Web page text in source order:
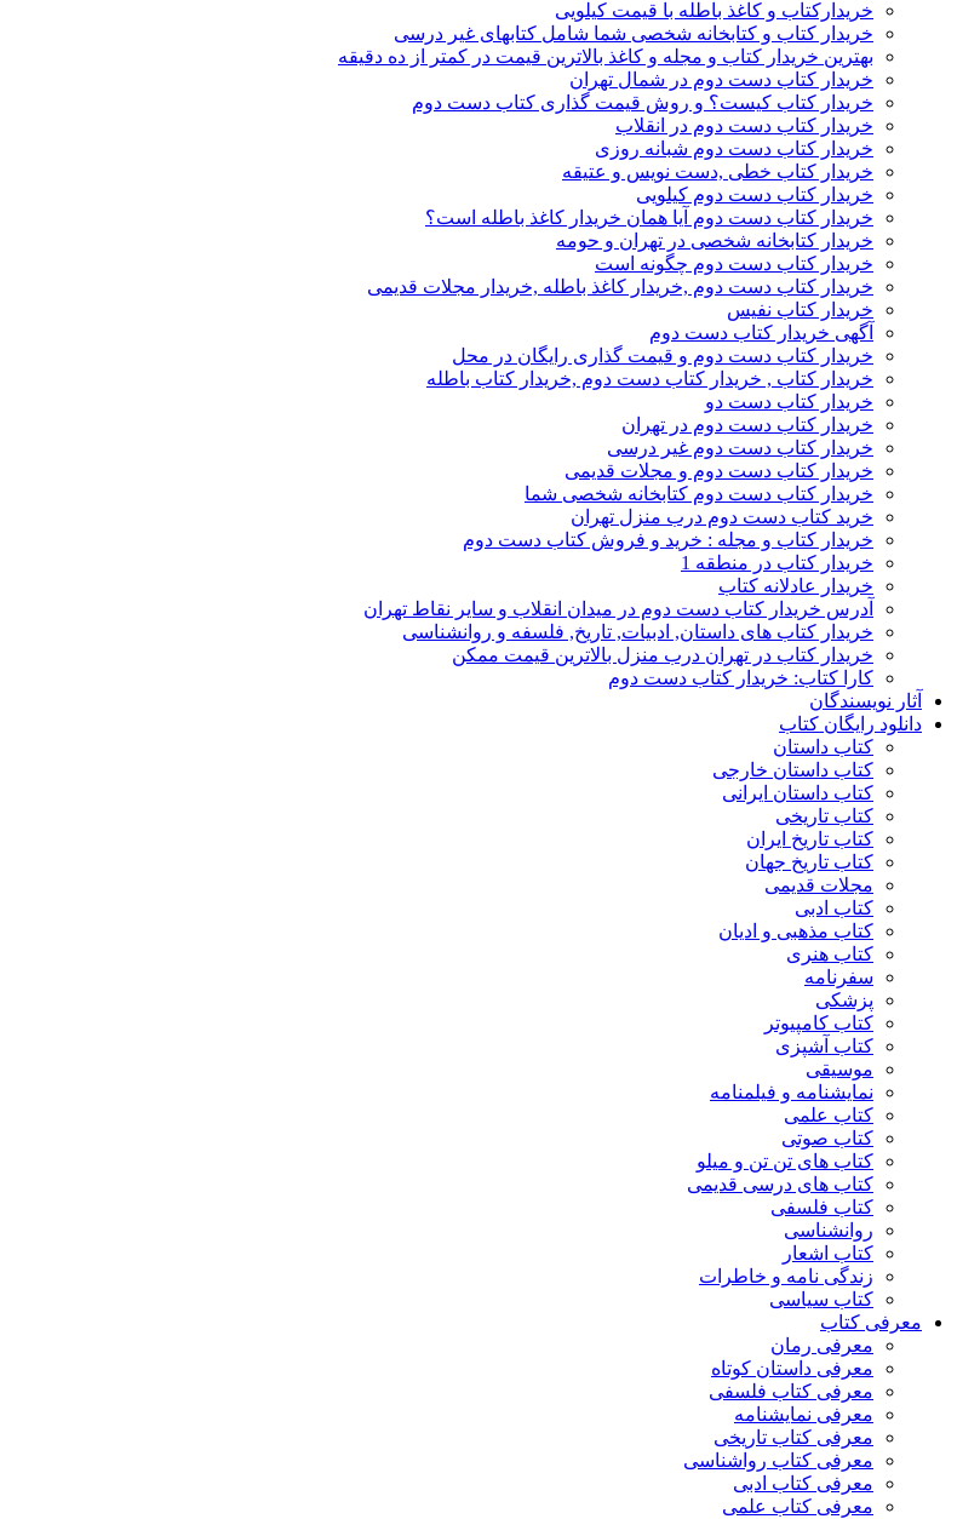
خریدارکتاب و کاغذ باطله با قیمت کیلویی
خریدار کتاب و کتابخانه شخصی شما شامل کتابهای غیر درسی
بهترین خریدار کتاب و مجله و کاغذ بالاترین قیمت در کمتر از ده دقیقه
خریدار کتاب دست دوم در شمال تهران
خریدار کتاب کیست؟ و روش قیمت گذاری کتاب دست دوم
خریدار کتاب دست دوم در انقلاب
خریدار کتاب دست دوم شبانه روزی
خریدار کتاب خطی ,دست نویس و عتیقه
خریدار کتاب دست دوم کیلویی
خریدار کتاب دست دوم آیا همان خریدار کاغذ باطله است؟
خریدار کتابخانه شخصی در تهران و حومه
خریدار کتاب دست دوم چگونه است
خریدار کتاب دست دوم ,خریدار کاغذ باطله ,خریدار مجلات قدیمی
خریدار کتاب نفیس
آگهی خریدار کتاب دست دوم
خریدار کتاب دست دوم و قیمت گذاری رایگان در محل
خریدار کتاب , خریدار کتاب دست دوم ,خریدار کتاب باطله
خریدار کتاب دست دو
خریدار کتاب دست دوم در تهران
خریدار کتاب دست دوم غیر درسی
خریدار کتاب دست دوم و مجلات قدیمی
خریدار کتاب دست دوم کتابخانه شخصی شما
خرید کتاب دست دوم درب منزل تهران
خریدار کتاب و مجله : خرید و فروش کتاب دست دوم
خریدار کتاب در منطقه 1
خریدار عادلانه کتاب
آدرس خریدار کتاب دست دوم در میدان انقلاب و سایر نقاط تهران
خریدار کتاب های داستان, ادبیات, تاریخ, فلسفه و روانشناسی
خریدار کتاب در تهران درب منزل بالاترین قیمت ممکن
کارا کتاب: خریدار کتاب دست دوم
آثار نویسندگان
دانلود رایگان کتاب
کتاب داستان
کتاب داستان خارجی
کتاب داستان ایرانی
کتاب تاریخی
کتاب تاریخ ایران
کتاب تاریخ جهان
مجلات قدیمی
کتاب ادبی
کتاب مذهبی و ادیان
کتاب هنری
سفرنامه
پزشکی
کتاب کامپیوتر
کتاب آشپزی
موسیقی
نمایشنامه و فیلمنامه
کتاب علمی
کتاب صوتی
کتاب های تن تن و میلو
کتاب های درسی قدیمی
کتاب فلسفی
روانشناسی
کتاب اشعار
زندگی نامه و خاطرات
کتاب سیاسی
معرفی کتاب
معرفی رمان
معرفی داستان کوتاه
معرفی کتاب فلسفی
معرفی نمایشنامه
معرفی کتاب تاریخی
معرفی کتاب رواشناسی
معرفی کتاب ادبی
معرفی کتاب علمی